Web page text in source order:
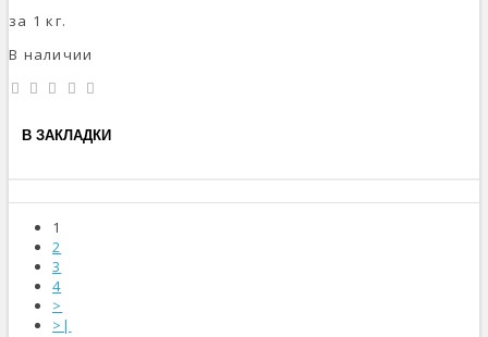
за 1 кг.
В наличии
В ЗАКЛАДКИ
1
2
3
4
>
>|